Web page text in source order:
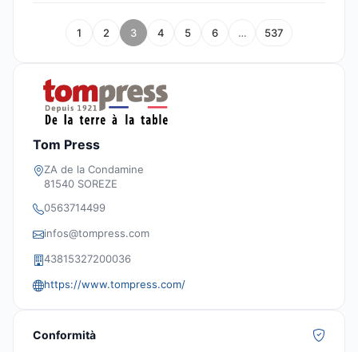
1 2 3 4 5 6 … 537
Tom Press
ZA de la Condamine
81540 SOREZE
0563714499
infos@tompress.com
43815327200036
https://www.tompress.com/
Conformità